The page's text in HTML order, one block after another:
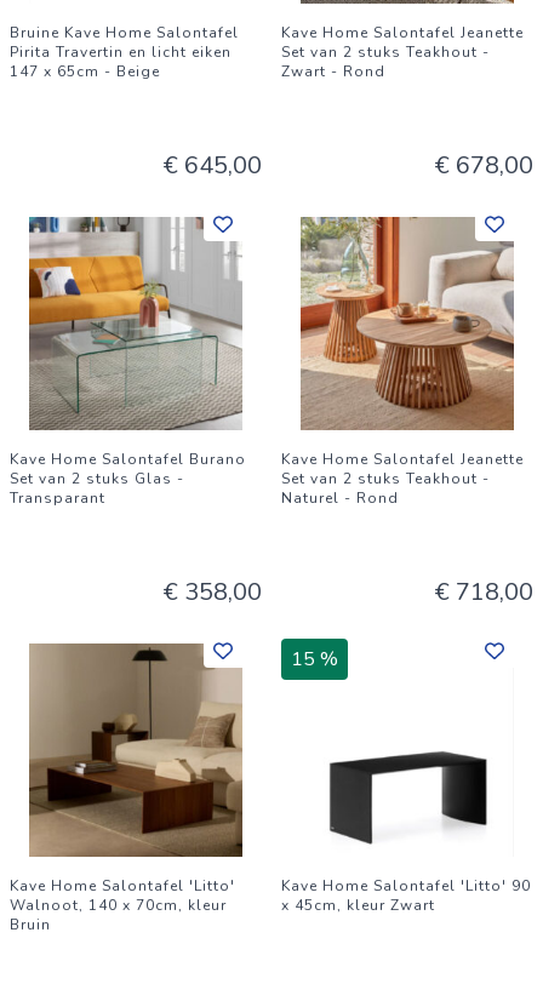
Bruine Kave Home Salontafel
Pirita Travertin en licht eiken
147 x 65cm - Beige
€ 645,00
Kave Home Salontafel Jeanette
Set van 2 stuks Teakhout -
Zwart - Rond
€ 678,00
Kave Home Salontafel Burano
Set van 2 stuks Glas -
Transparant
€ 358,00
Kave Home Salontafel Jeanette
Set van 2 stuks Teakhout -
Naturel - Rond
€ 718,00
Kave Home Salontafel 'Litto'
Walnoot, 140 x 70cm, kleur
Bruin
15 %
Kave Home Salontafel 'Litto' 90
x 45cm, kleur Zwart